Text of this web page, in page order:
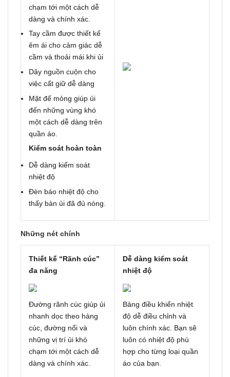
chạm tới một cách dễ
dàng và chính xác.
Tay cầm được thiết kế
êm ái cho cảm giác dễ
cầm và thoải mái khi ủi
Dây nguồn cuộn cho
việc cất giữ dễ dàng
Mặt đế mỏng giúp ủi
đến những vùng khó
một cách dễ dàng trên
quần áo.
Kiểm soát hoàn toàn
Dễ dàng kiểm soát
nhiệt độ
Đèn báo nhiệt độ cho
thấy bàn ủi đã đủ nóng.
Những nét chính
Thiết kế “Rãnh cúc”
đa năng
Đường rãnh cúc giúp ủi
nhanh dọc theo hàng
cúc, đường nổi và
những vị trí ủi khó
chạm tới một cách dễ
dàng và chính xác.
Dễ dàng kiểm soát
nhiệt độ
Bảng điều khiển nhiệt
độ dễ điều chỉnh và
luôn chính xác. Bạn sẽ
luôn có nhiệt độ phù
hợp cho từng loại quần
áo của bạn.